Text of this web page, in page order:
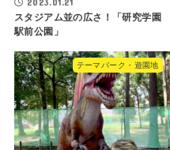
スタジアム並の広さ！「研究学園
駅前公園」
テーマパーク・遊園地